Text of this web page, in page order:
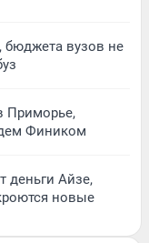
бюджета вузов не
Приморье,
Фиником
деньги Айзе,
новые